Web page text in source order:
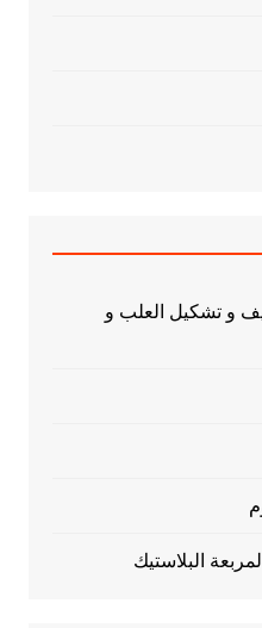
و تشكيل العلب و
البلاستيك